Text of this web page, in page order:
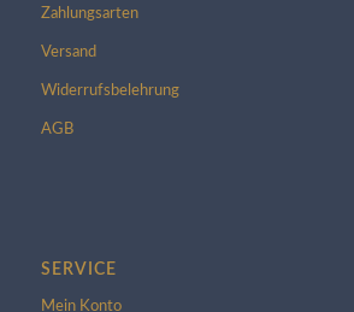
Zahlungsarten
Versand
Widerrufsbelehrung
AGB
SERVICE
Mein Konto